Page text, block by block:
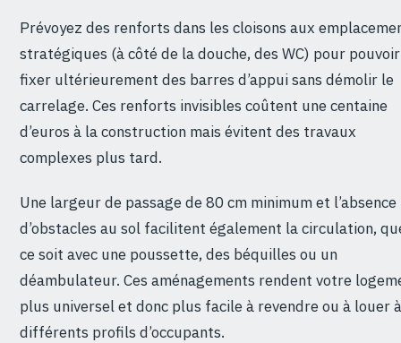
Prévoyez des renforts dans les cloisons aux
stratégiques (à côté de la douche, des WC) pour pouvoir
fixer ultérieurement des barres d’appui sans démolir le
carrelage. Ces renforts invisibles coûtent une centaine
d’euros à la construction mais évitent des travaux
complexes plus tard.
Une largeur de passage de 80 cm minimum et l’absence
d’obstacles au sol facilitent également la circulation,
ce soit avec une poussette, des béquilles ou un
déambulateur. Ces aménagements rendent votre
plus universel et donc plus facile à revendre ou à louer à
différents profils d’occupants.